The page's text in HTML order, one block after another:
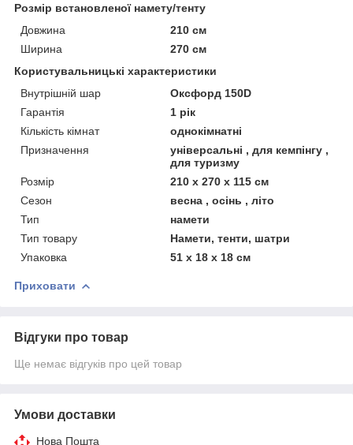
Розмір встановленої намету/тенту
Довжина
210 см
Ширина
270 см
Користувальницькі характеристики
Внутрішній шар
Оксфорд 150D
Гарантія
1 рік
Кількість кімнат
однокімнатні
Призначення
універсальні , для кемпінгу ,
для туризму
Розмір
210 x 270 x 115 см
Сезон
весна , осінь , літо
Тип
намети
Тип товару
Намети, тенти, шатри
Упаковка
51 x 18 x 18 см
Приховати
Відгуки про товар
Ще немає відгуків про цей товар
Умови доставки
Нова Пошта